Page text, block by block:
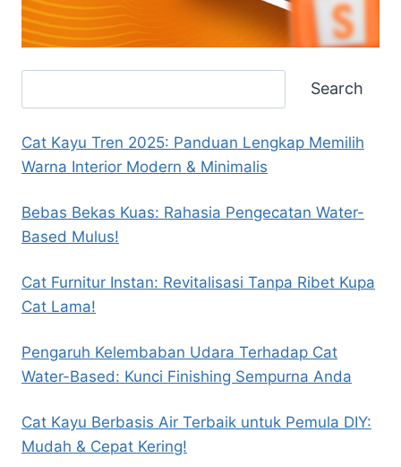
Search
Cat Kayu Tren 2025: Panduan Lengkap Memilih
Warna Interior Modern & Minimalis
Bebas Bekas Kuas: Rahasia Pengecatan Water-
Based Mulus!
Cat Furnitur Instan: Revitalisasi Tanpa Ribet Kupa
Cat Lama!
Pengaruh Kelembaban Udara Terhadap Cat
Water-Based: Kunci Finishing Sempurna Anda
Cat Kayu Berbasis Air Terbaik untuk Pemula DIY:
Mudah & Cepat Kering!